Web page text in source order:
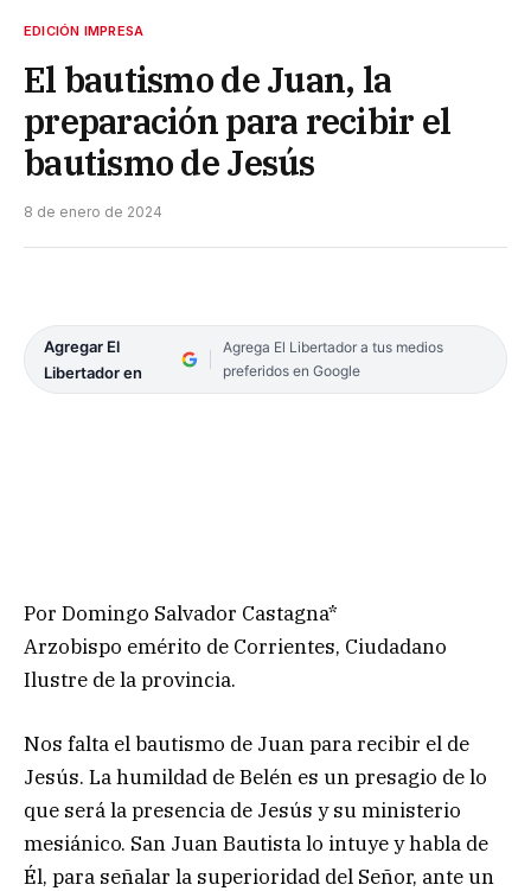
EDICIÓN IMPRESA
El bautismo de Juan, la
preparación para recibir el
bautismo de Jesús
8 de enero de 2024
Agregar El
Libertador en
Agrega El Libertador a tus medios
preferidos en Google
Por Domingo Salvador Castagna*
Arzobispo emérito de Corrientes, Ciudadano
Ilustre de la provincia.
Nos falta el bautismo de Juan para recibir el de
Jesús. La humildad de Belén es un presagio de lo
que será la presencia de Jesús y su ministerio
mesiánico. San Juan Bautista lo intuye y habla de
Él, para señalar la superioridad del Señor, ante un